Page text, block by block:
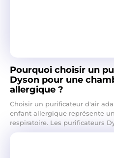
Pourquoi choisir un
Dyson pour une
allergique ?
Choisir un purificateur d'air
enfant allergique représente
respiratoire. Les purificateurs